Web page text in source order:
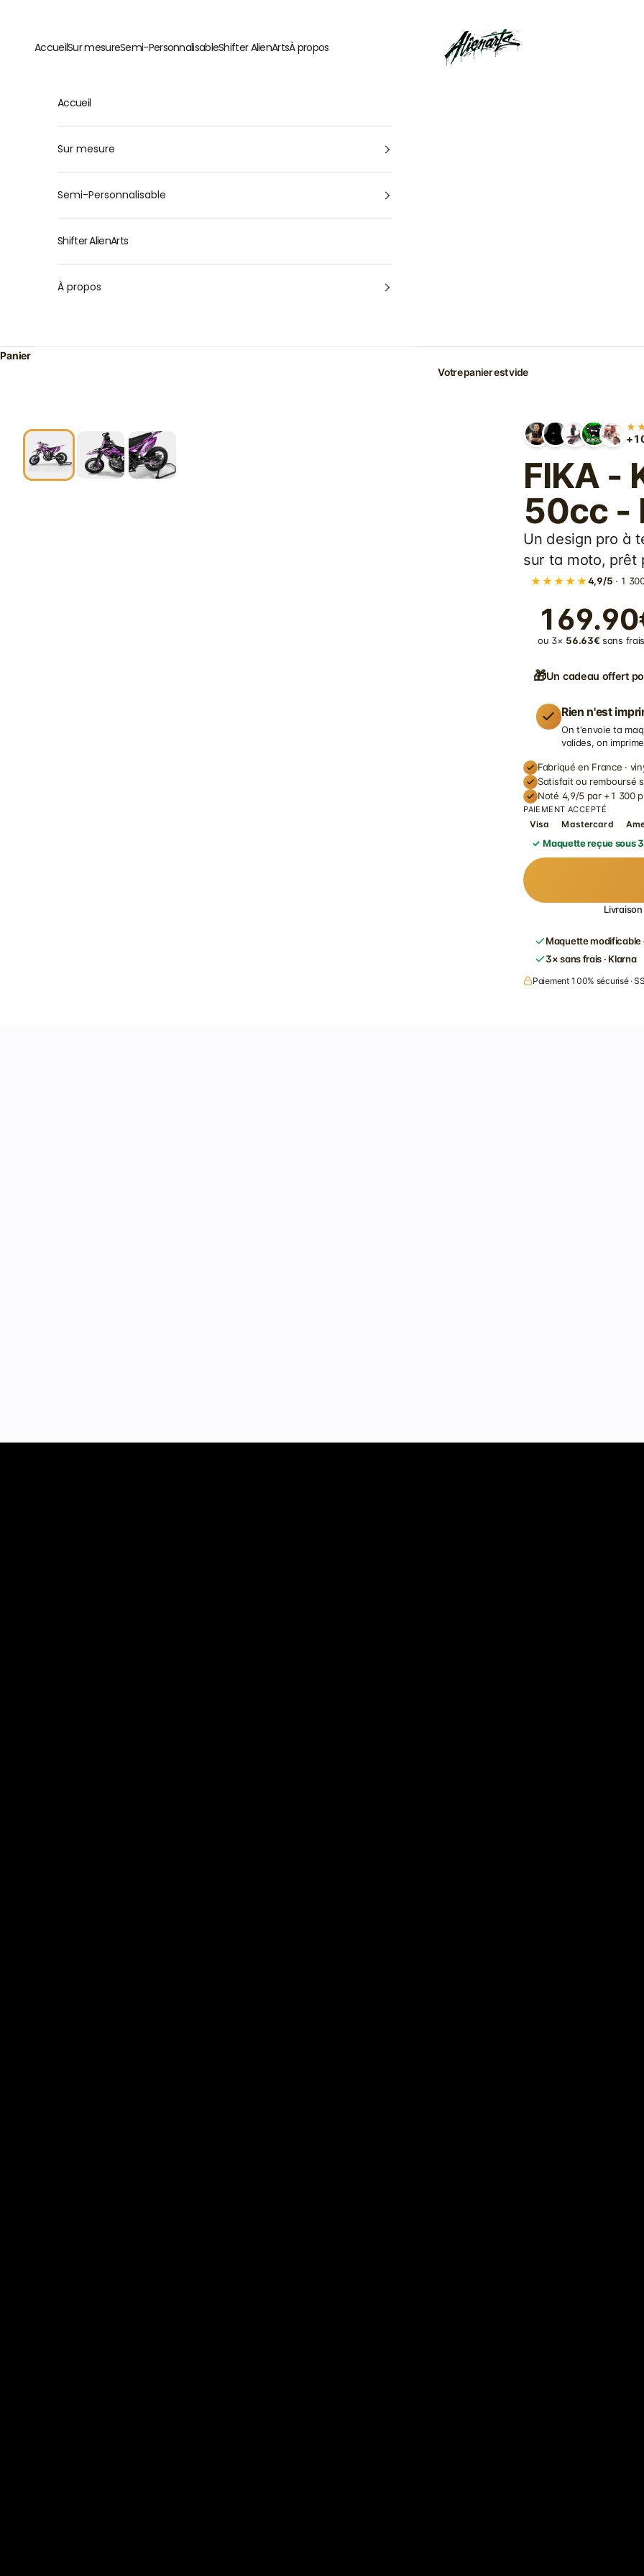
AlienArts
AccueilSur mesureSemi-PersonnalisableShifter AlienArtsÀ propos
Accueil
Sur mesure
Semi-Personnalisable
Shifter AlienArts
À propos
Panier
Votre panier est vide
FIKA -
50cc -
Un design pro à
sur ta moto, prêt
★★★★★4,9/5 · 1
ou 3× 56.63€ sans
🎁Un cadeau offert
Rien n'est
On t'envoie ta
valides, on
Fabriqué en France ·
Satisfait ou remboursé
Noté 4,9/5 par +1 300
PAIEMENT ACCEPTÉ
Visa Mastercard
Maquette reçue sous
Maquette modificable
3× sans frais · Klarna
Paiement 100% sécurisé ·
Marque, modèle et année — pour un kit pile à tes côtes.